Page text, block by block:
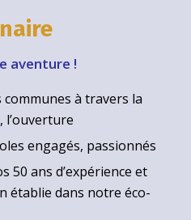
aventure !
à travers la
l’ouverture
engagés, passionnés
50 ans d’expérience et
établie dans notre éco-